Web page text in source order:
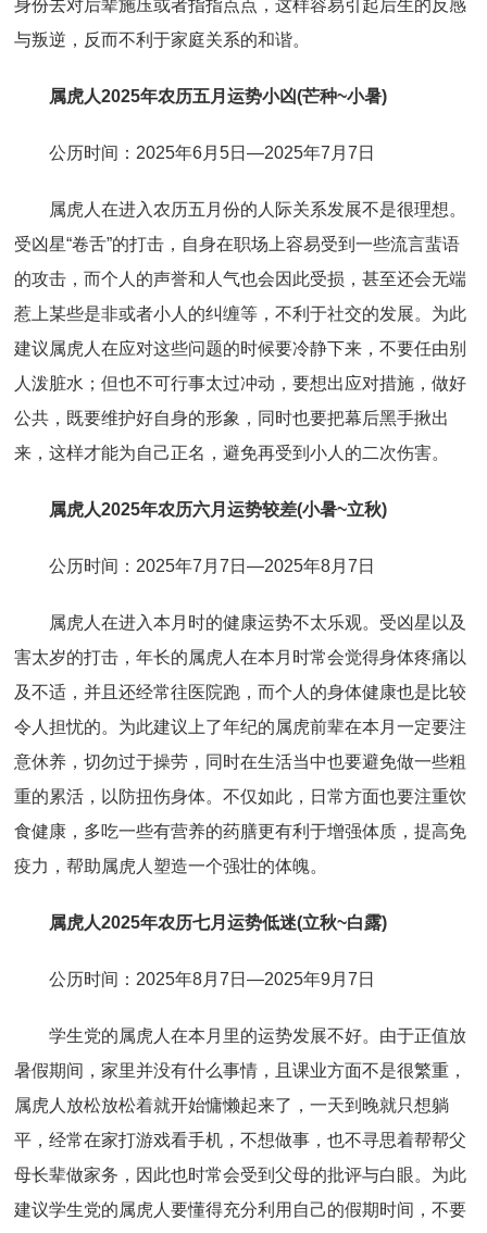
身份去对后辈施压或者指指点点，这样容易引起后生的反感
与叛逆，反而不利于家庭关系的和谐。
属虎人2025年农历五月运势小凶(芒种~小暑)
公历时间：2025年6月5日—2025年7月7日
属虎人在进入农历五月份的人际关系发展不是很理想。
受凶星“卷舌”的打击，自身在职场上容易受到一些流言蜚语
的攻击，而个人的声誉和人气也会因此受损，甚至还会无端
惹上某些是非或者小人的纠缠等，不利于社交的发展。为此
建议属虎人在应对这些问题的时候要冷静下来，不要任由别
人泼脏水；但也不可行事太过冲动，要想出应对措施，做好
公共，既要维护好自身的形象，同时也要把幕后黑手揪出
来，这样才能为自己正名，避免再受到小人的二次伤害。
属虎人2025年农历六月运势较差(小暑~立秋)
公历时间：2025年7月7日—2025年8月7日
属虎人在进入本月时的健康运势不太乐观。受凶星以及
害太岁的打击，年长的属虎人在本月时常会觉得身体疼痛以
及不适，并且还经常往医院跑，而个人的身体健康也是比较
令人担忧的。为此建议上了年纪的属虎前辈在本月一定要注
意休养，切勿过于操劳，同时在生活当中也要避免做一些粗
重的累活，以防扭伤身体。不仅如此，日常方面也要注重饮
食健康，多吃一些有营养的药膳更有利于增强体质，提高免
疫力，帮助属虎人塑造一个强壮的体魄。
属虎人2025年农历七月运势低迷(立秋~白露)
公历时间：2025年8月7日—2025年9月7日
学生党的属虎人在本月里的运势发展不好。由于正值放
暑假期间，家里并没有什么事情，且课业方面不是很繁重，
属虎人放松放松着就开始慵懒起来了，一天到晚就只想躺
平，经常在家打游戏看手机，不想做事，也不寻思着帮帮父
母长辈做家务，因此也时常会受到父母的批评与白眼。为此
建议学生党的属虎人要懂得充分利用自己的假期时间，不要